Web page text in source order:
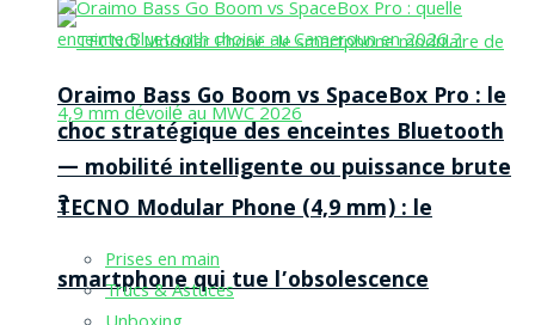
TECNO Modular Phone (4,9 mm) : le
smartphone qui tue l’obsolescence
Oraimo Bass Go Boom vs SpaceBox Pro : le
choc stratégique des enceintes Bluetooth
— mobilité intelligente ou puissance brute
?
Prises en main
Trucs & Astuces